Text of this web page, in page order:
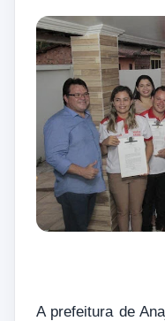
A prefeitura de